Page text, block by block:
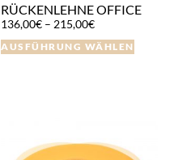
RÜCKENLEHNE OFFICE
136,00€ – 215,00€
AUSFÜHRUNG WÄHLEN